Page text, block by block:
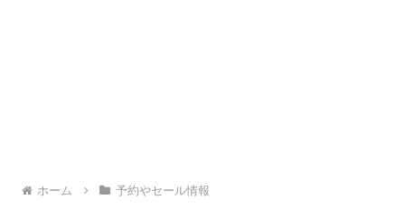
ホーム 予約やセール情報